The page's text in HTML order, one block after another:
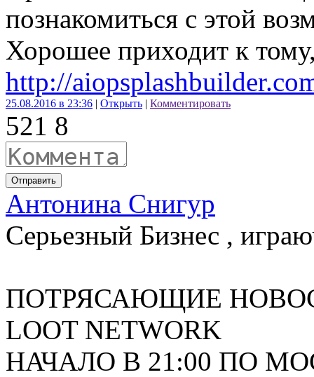
познакомиться с этой
Хорошее приходит к
http://
25.08.2016 в 23:36 | Открыть | Комментировать
521 8
Отправить
Антонина Снигур
Серьезный Бизнес ,
ПОТРЯСАЮЩИЕ
LOOT NETWORK
НАЧАЛО В 21:00 ПО